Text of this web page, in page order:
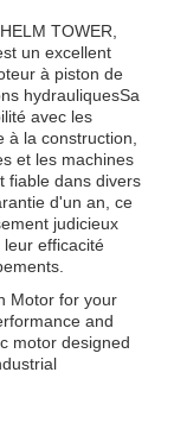
TOWER,
un excellent
à piston de
hydrauliquesSa
avec les
la construction,
et les machines
fiable dans divers
d'un an, ce
judicieux
efficacité
Motor for your
and
motor designed